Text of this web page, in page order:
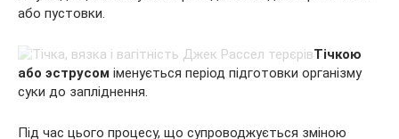
або пустовки.
Тічкою
або эструсом іменується період підготовки організму
суки до запліднення.
Під час цього процесу, що супроводжується зміною